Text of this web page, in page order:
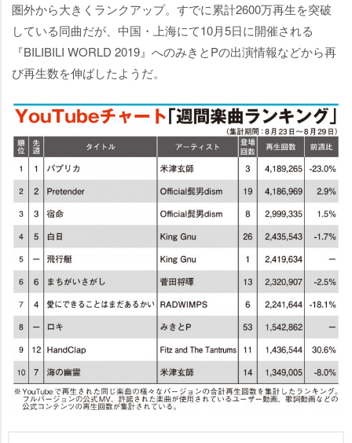
圏外から大きくランクアップ。すでに累計2600万再生を突破
している同曲だが、中国・上海にて10月5日に開催される
『BILIBILI WORLD 2019』へのみきとPの出演情報などから再
び再生数を伸ばしたようだ。